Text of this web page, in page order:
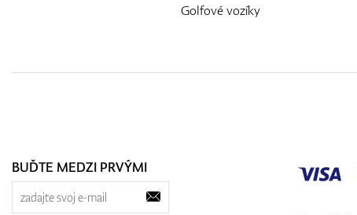
Golfové vozíky
BUĎTE MEDZI PRVÝMI